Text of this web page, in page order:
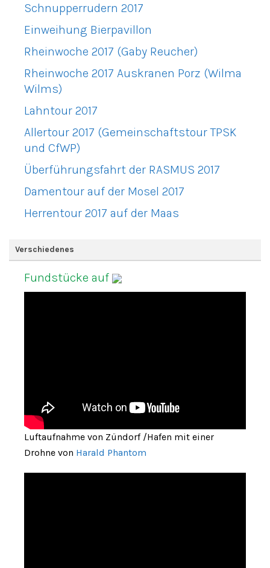
Schnupperrudern 2017
Einweihung Bierpavillon
Rheinwoche 2017 (Gaby Reucher)
Rheinwoche 2017 Auskranen Porz (Wilma
Wilms)
Lahntour 2017
Allertour 2017 (Gemeinschaftstour TPSK
und CfWP)
Überführungsfahrt der RASMUS 2017
Damentour auf der Mosel 2017
Herrentour 2017 auf der Maas
Verschiedenes
Fundstücke auf
Luftaufnahme von Zündorf /Hafen mit einer
Drohne von Harald Phantom